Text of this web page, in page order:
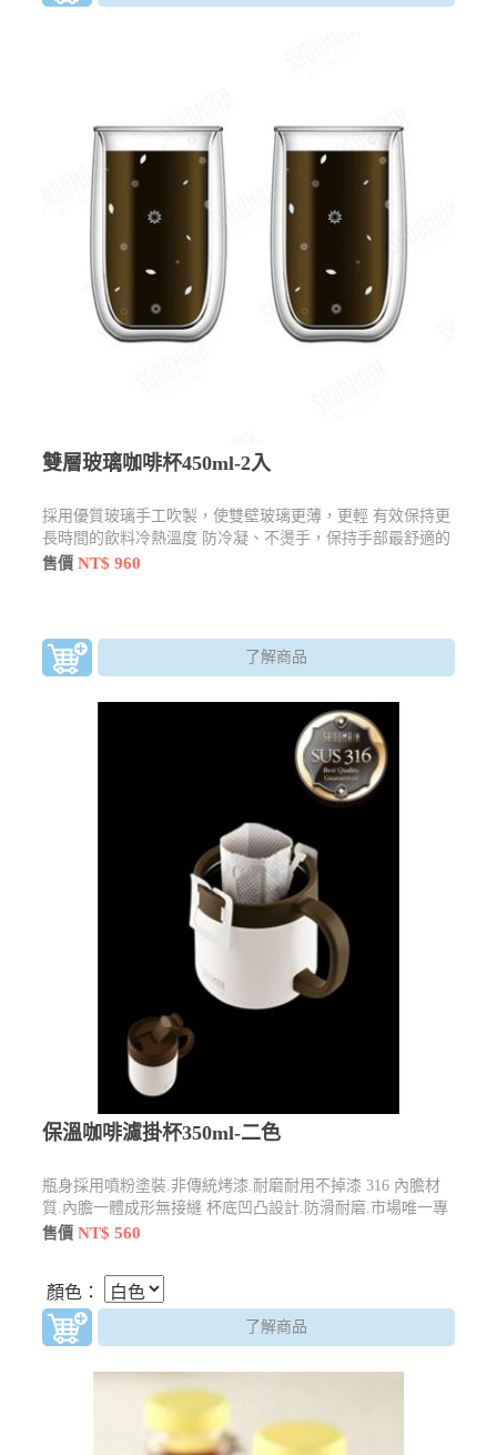
雙層玻璃咖啡杯450ml-2入
採用優質玻璃手工吹製，使雙壁玻璃更薄，更輕 有效保持更
長時間的飲料冷熱溫度 防冷凝、不燙手，保持手部最舒適的
觸感
售價NT$ 960
了解商品
保溫咖啡濾掛杯350ml-二色
瓶身採用噴粉塗裝.非傳統烤漆.耐磨耐用不掉漆 316 內膽材
質.內膽一體成形無接縫 杯底凹凸設計.防滑耐磨.市場唯一專
為濾掛咖啡族設計
售價NT$ 560
顏色：
了解商品